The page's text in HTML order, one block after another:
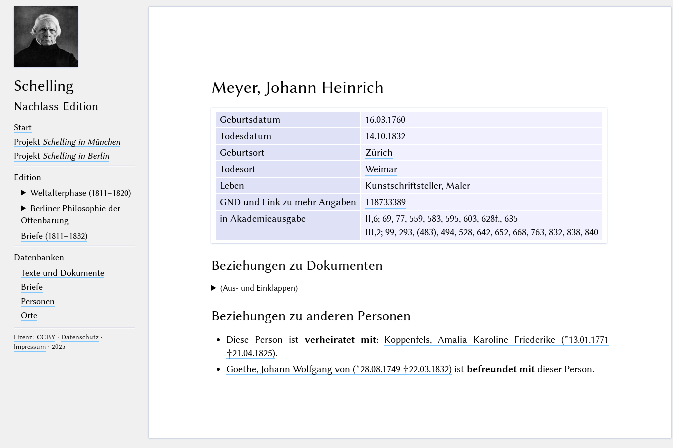
Schelling
Nachlass-Edition
Start
Projekt Schelling in München
Projekt Schelling in Berlin
Edition
Weltalterphase (1811–1820)
Berliner Philosophie der
Offenbarung
Briefe (1811–1832)
Datenbanken
Texte und Dokumente
Briefe
Personen
Orte
Lizenz: CC BY· Datenschutz·
Impressum· 2025
Meyer, Johann Heinrich
Geburtsdatum
16.03.1760
Todesdatum
14.10.1832
Geburtsort
Zürich
Todesort
Weimar
Leben
Kunstschriftsteller, Maler
GND und Link zu mehr Angaben
118733389
in Akademieausgabe
II,6; 69, 77, 559, 583, 595, 603, 628f., 635
III,2; 99, 293, (483), 494, 528, 642, 652, 668, 763, 832, 838, 840
Beziehungen zu Dokumenten
(Aus- und Einklappen)
Beziehungen zu anderen Personen
Diese Person ist verheiratet mit: Koppenfels, Amalia Karoline Friederike (*13.01.1771
†21.04.1825).
Goethe, Johann Wolfgang von (*28.08.1749 †22.03.1832)ist befreundet mitdieser Person.